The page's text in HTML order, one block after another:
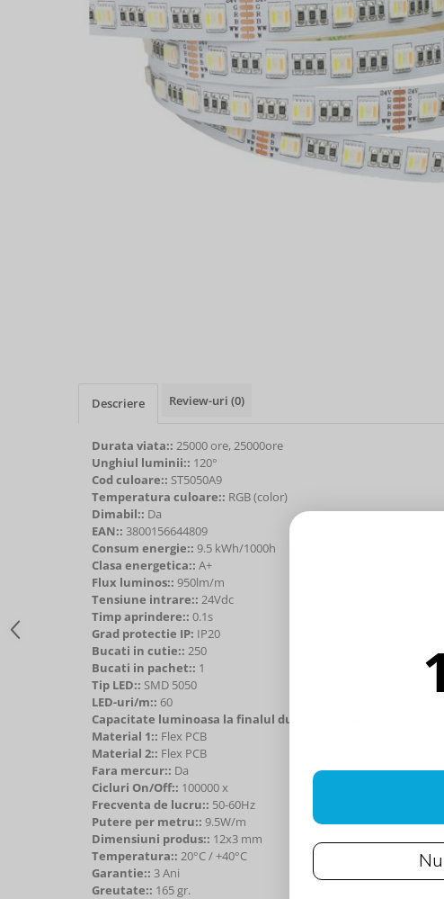
Descriere Review-uri (0)
Durata viata:: 25000 ore, 25000ore
Unghiul luminii:: 120°
Cod culoare:: ST5050A9
Temperatura culoare:: RGB (color)
Dimabil:: Da
EAN:: 3800156644809
Consum energie:: 9.5 kWh/1000h
Clasa energetica:: A+
Flux luminos:: 950lm/m
Tensiune intrare:: 24Vdc
Timp aprindere:: 0.1s
Grad protectie IP: IP20
Bucati in cutie:: 250
Bucati in pachet:: 1
Tip LED:: SMD 5050
LED-uri/m:: 60
Capacitate luminoasa la finalul duratei de viata::
Material 1:: Flex PCB
Material 2:: Flex PCB
Fara mercur:: Da
Cicluri On/Off:: 100000 x
Frecventa de lucru:: 50-60Hz
Putere per metru:: 9.5W/m
Dimensiuni produs:: 12x3 mm
Temperatura:: 20°C / +40°C
Garantie:: 3 Ani
Greutate:: 165 gr.